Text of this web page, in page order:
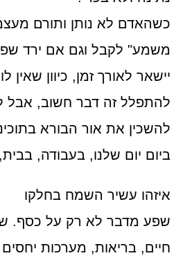
כשהאדם לא נותן ותורם
משמע" לקבל וגם אם ירד
יישאר לאורך זמן, כיוון שאין
להתפלל זה דבר חשוב, אבל
להשכין את אור הבורא
ביום יום שלנו, בעבודה,
איזהו עשיר השמח בחלקו
שפע מדבר לא רק על כסף.
חיים, בריאות, מערכות